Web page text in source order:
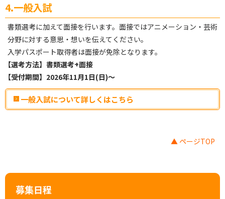
4.一般入試
書類選考に加えて面接を行います。面接ではアニメーション・芸術
分野に対する意思・想いを伝えてください。
入学パスポート取得者は面接が免除となります。
【選考方法】書類選考+面接
【受付期間】2026年11月1日(日)〜
一般入試について詳しくはこちら
▲ ページTOP
募集日程